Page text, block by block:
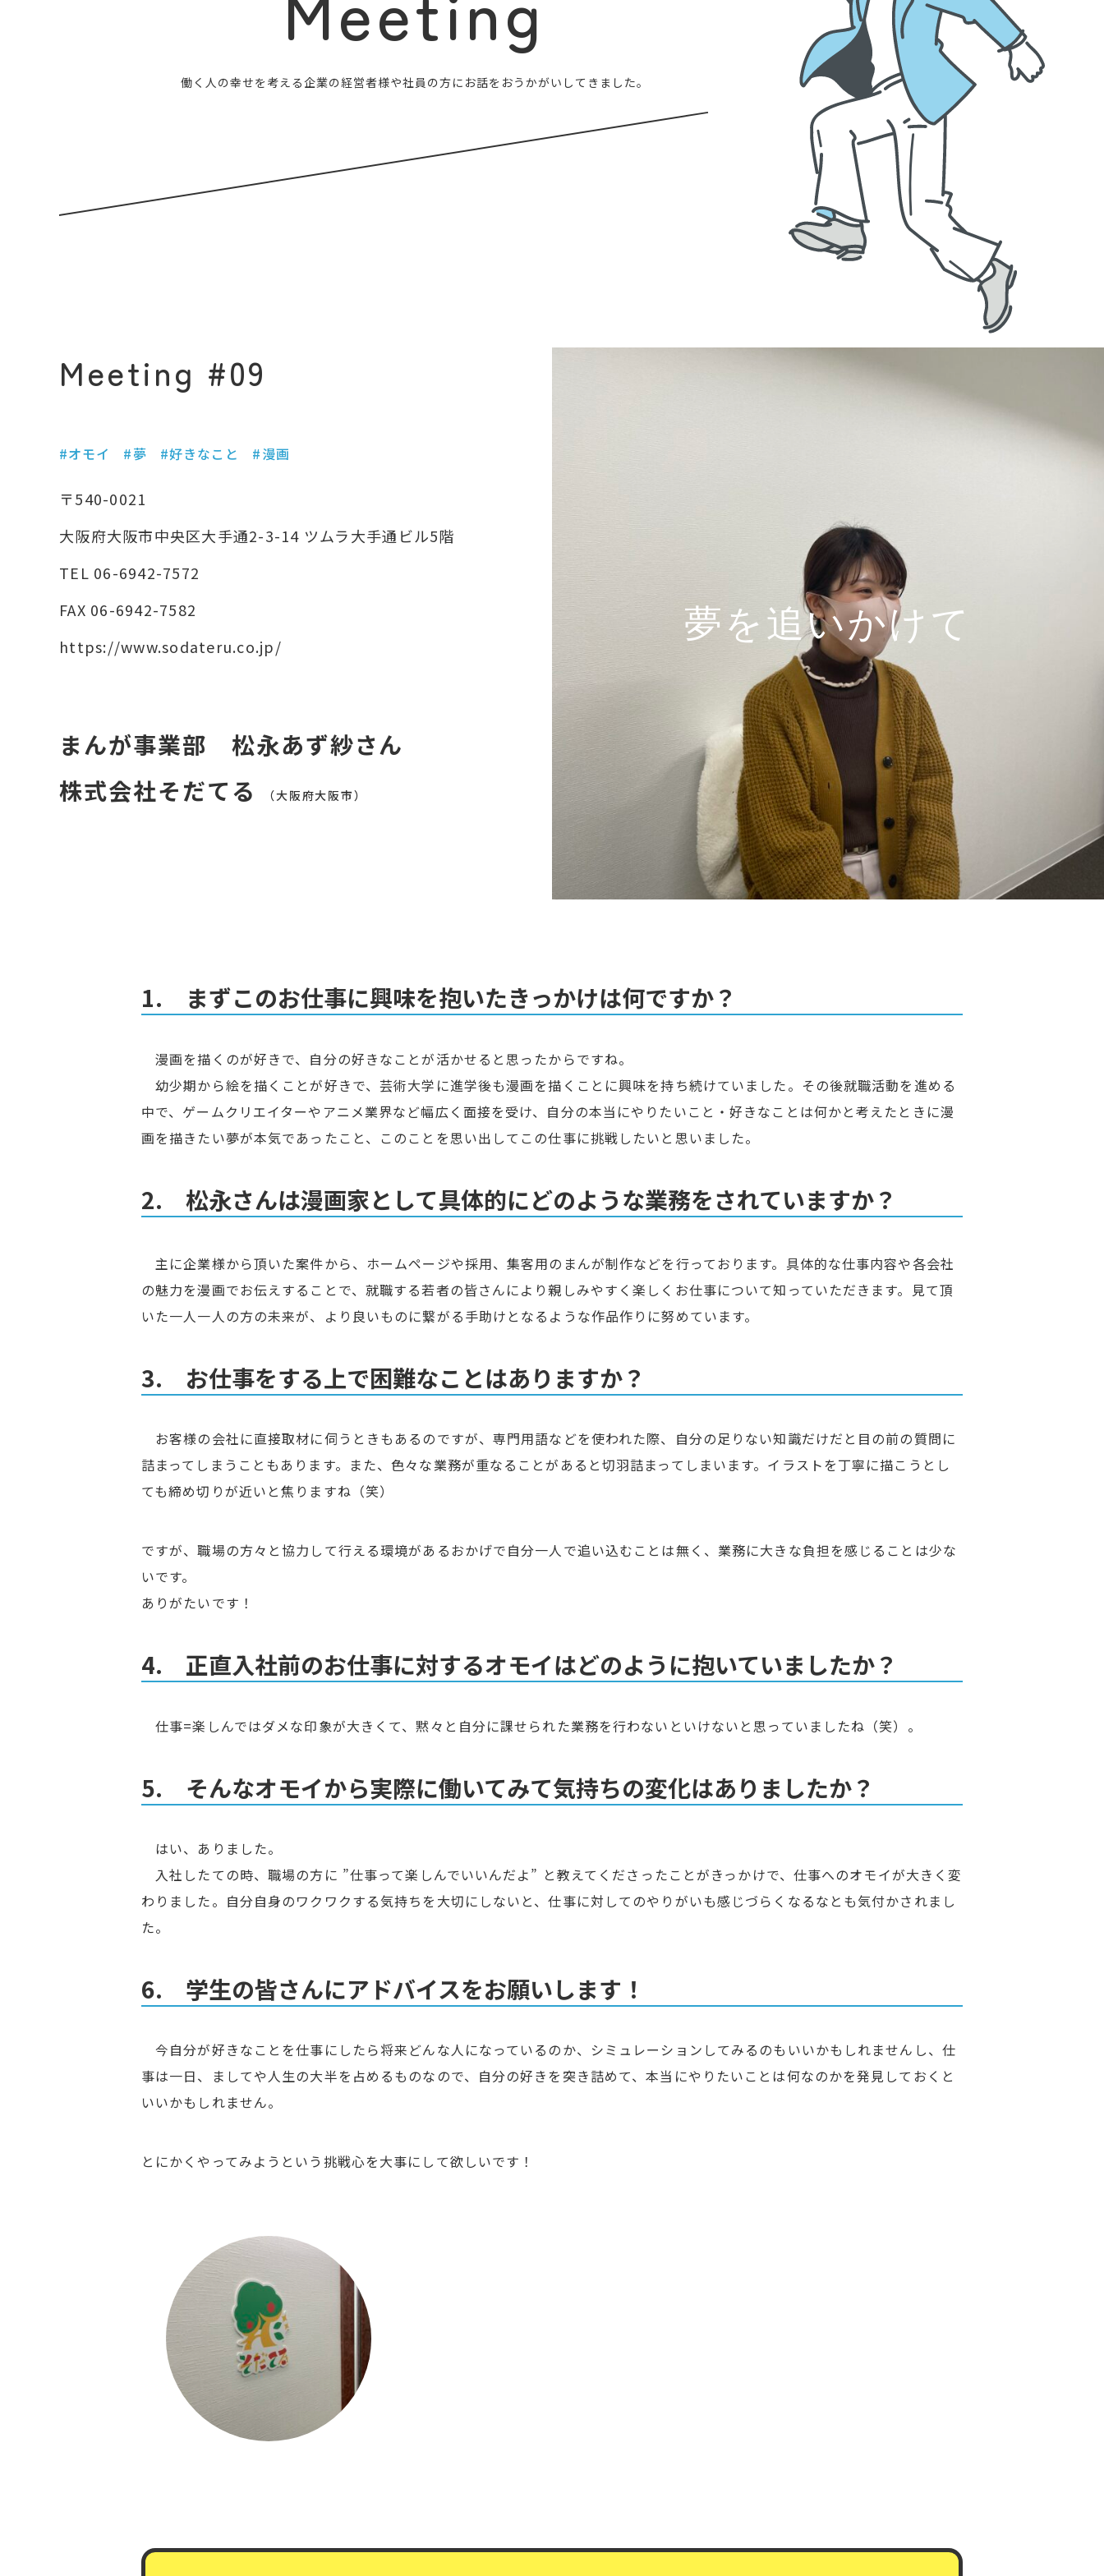
働く人の幸せを考える企業の経営者様や社員の方にお話をおうかがいしてきました。
Meeting #09
#オモイ #夢 #好きなこと #漫画
〒540-0021
大阪府大阪市中央区大手通2-3-14 ツムラ大手通ビル5階
TEL 06-6942-7572
FAX 06-6942-7582
https://www.sodateru.co.jp/
まんが事業部 松永あず紗さん
株式会社そだてる
（大阪府大阪市）
夢を追いかけて
1. まずこのお仕事に興味を抱いたきっかけは何ですか？
漫画を描くのが好きで、自分の好きなことが活かせると思ったからですね。
幼少期から絵を描くことが好きで、芸術大学に進学後も漫画を描くことに興味を持ち続けていました。その後就職活動を進める
中で、ゲームクリエイターやアニメ業界など幅広く面接を受け、自分の本当にやりたいこと・好きなことは何かと考えたときに漫
画を描きたい夢が本気であったこと、このことを思い出してこの仕事に挑戦したいと思いました。
2. 松永さんは漫画家として具体的にどのような業務をされていますか？
主に企業様から頂いた案件から、ホームページや採用、集客用のまんが制作などを行っております。具体的な仕事内容や各会社
の魅力を漫画でお伝えすることで、就職する若者の皆さんにより親しみやすく楽しくお仕事について知っていただきます。見て頂
いた一人一人の方の未来が、より良いものに繋がる手助けとなるような作品作りに努めています。
3. お仕事をする上で困難なことはありますか？
お客様の会社に直接取材に伺うときもあるのですが、専門用語などを使われた際、自分の足りない知識だけだと目の前の質問に
詰まってしまうこともあります。また、色々な業務が重なることがあると切羽詰まってしまいます。イラストを丁寧に描こうとし
ても締め切りが近いと焦りますね（笑）
ですが、職場の方々と協力して行える環境があるおかげで自分一人で追い込むことは無く、業務に大きな負担を感じることは少な
いです。
ありがたいです！
4. 正直入社前のお仕事に対するオモイはどのように抱いていましたか？
仕事=楽しんではダメな印象が大きくて、黙々と自分に課せられた業務を行わないといけないと思っていましたね（笑）。
5. そんなオモイから実際に働いてみて気持ちの変化はありましたか？
はい、ありました。
入社したての時、職場の方に ”仕事って楽しんでいいんだよ” と教えてくださったことがきっかけで、仕事へのオモイが大きく変
わりました。自分自身のワクワクする気持ちを大切にしないと、仕事に対してのやりがいも感じづらくなるなとも気付かされまし
た。
6. 学生の皆さんにアドバイスをお願いします！
今自分が好きなことを仕事にしたら将来どんな人になっているのか、シミュレーションしてみるのもいいかもしれませんし、仕
事は一日、ましてや人生の大半を占めるものなので、自分の好きを突き詰めて、本当にやりたいことは何なのかを発見しておくと
いいかもしれません。
とにかくやってみようという挑戦心を大事にして欲しいです！